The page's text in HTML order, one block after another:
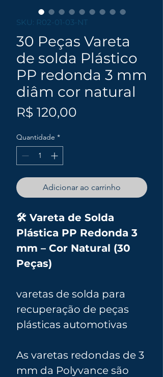
SKU: R02-01-03-NT
30 Peças Vareta
de solda Plástico
PP redonda 3 mm
diâm cor natural
R$ 120,00
Quantidade *
Adicionar ao carrinho
🛠️ Vareta de Solda
Plástica PP Redonda 3
mm – Cor Natural (30
Peças)
varetas de solda para
recuperação de peças
plásticas automotivas
As varetas redondas de 3
mm da Polyvance são